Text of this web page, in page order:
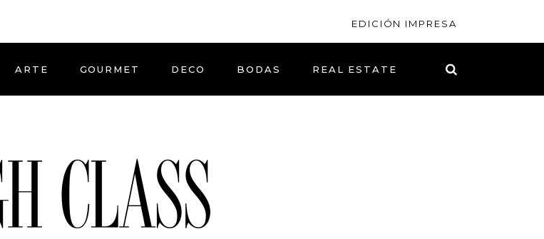
EDICIÓN IMPRESA
ARTE GOURMET DECO BODAS REAL ESTATE